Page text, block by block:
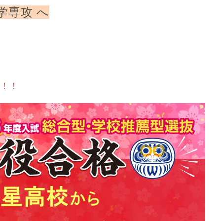
専攻 へ
！